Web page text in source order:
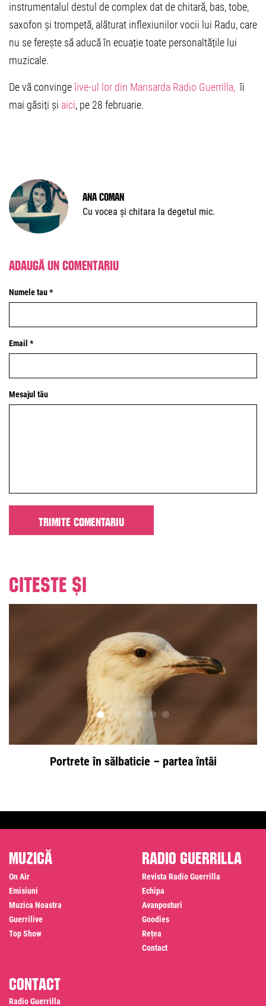
instrumentalul destul de complex dat de chitară, bas, tobe,
saxofon și trompetă, alăturat inflexiunilor vocii lui Radu, care
nu se ferește să aducă în ecuație toate personaltățile lui
muzicale.
De vă convinge live-ul lor din Mansarda Radio Guerrilla, îi
mai găsiți și aici, pe 28 februarie.
Ana Coman
Cu vocea și chitara la degetul mic.
Adaugă un comentariu
Numele tau *
Email *
Mesajul tău
Citeste și
Portrete în sălbaticie – partea întâi
Muzică
On Air
Emisiuni
Muzica Noastra
Guerrilive
Top Show
Radio Guerrilla
Revista Radio Guerrilla
Echipa
Avanposturi
Goodies
Rețea
Contact
Contact
Radio Guerrilla